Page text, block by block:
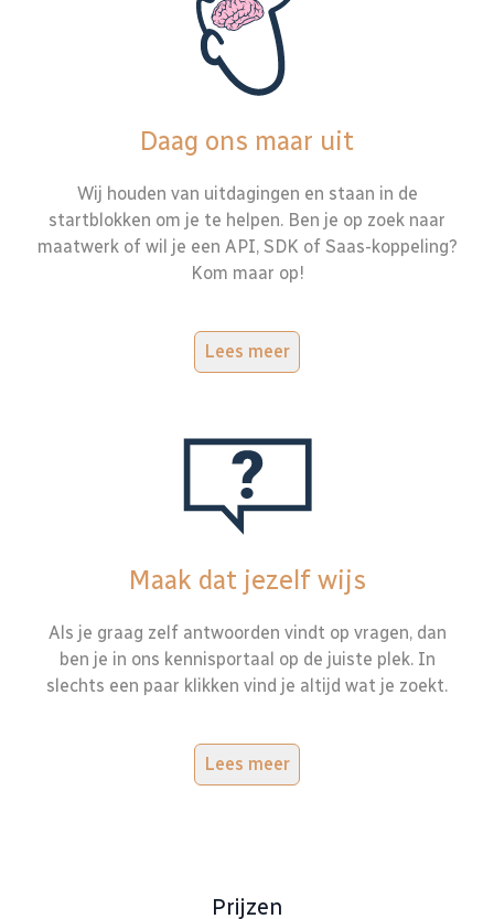
Daag ons maar uit
Wij houden van uitdagingen en staan in de
startblokken om je te helpen. Ben je op zoek naar
maatwerk of wil je een API, SDK of Saas-koppeling?
Kom maar op!
Lees meer
Maak dat jezelf wijs
Als je graag zelf antwoorden vindt op vragen, dan
ben je in ons kennisportaal op de juiste plek. In
slechts een paar klikken vind je altijd wat je zoekt.
Lees meer
Prijzen